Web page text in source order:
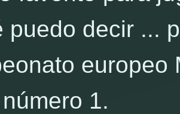
puedo decir ...
europeo
1.